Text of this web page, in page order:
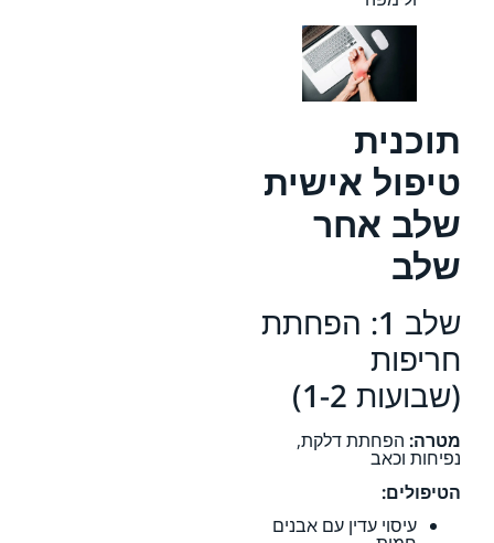
תוכנית
טיפול אישית
שלב אחר
שלב
שלב 1: הפחתת
חריפות
(שבועות 1-2)
מטרה: הפחתת דלקת,
נפיחות וכאב
הטיפולים:
עיסוי עדין עם אבנים